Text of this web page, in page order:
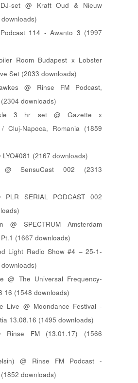
set @ Kraft Oud & Nieuw
114 - Awanto 3 (1997
Room Budapest x Lobster
Set (2033 downloads)
@ Rinse FM Podcast,
downloads)
3 hr set @ Gazette x
/ Cluj-Napoca, Romania (1859
LYO#081 (2167 downloads)
SensuCast 002 (2313
PLR SERIAL PODCAST 002
@ SPECTRUM Amsterdam
(1667 downloads)
Light Radio Show #4 – 25-1-
@ The Universal Frequency-
16 (1548 downloads)
Live @ Moondance Festival -
13.08.16 (1495 downloads)
Rinse FM (13.01.17) (1566
@ Rinse FM Podcast -
downloads)